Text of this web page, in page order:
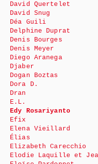
David Quertelet
David Snug
Déa Guili
Delphine Duprat
Denis Bourges
Denis Meyer
Diego Aranega
Djaber
Dogan Boztas
Dora D.
Dran
E.L.
Edy Rosariyanto
Efix
Elena Vieillard
Élias
Elizabeth Carecchio
Elodie Laquille et